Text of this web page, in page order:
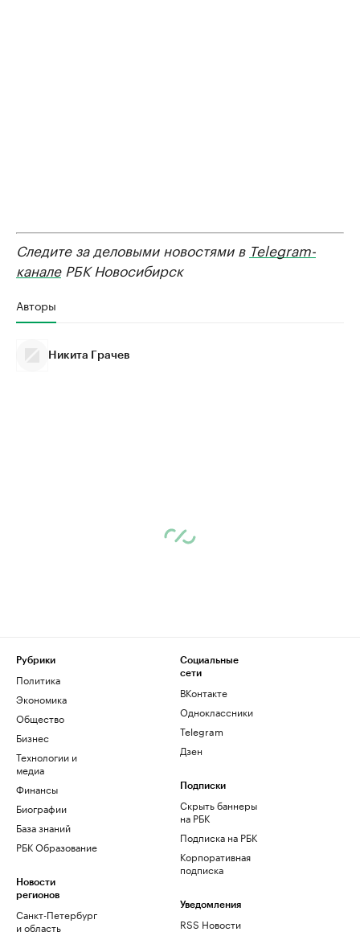
Следите за деловыми новостями в Telegram-
каналеРБК Новосибирск
Авторы
Никита Грачев
Рубрики
Политика
Экономика
Общество
Бизнес
Технологии и
медиа
Финансы
Биографии
База знаний
РБК Образование
Новости
регионов
Санкт-Петербург
и область
Социальные
сети
ВКонтакте
Одноклассники
Telegram
Дзен
Подписки
Скрыть баннеры
на РБК
Подписка на РБК
Корпоративная
подписка
Уведомления
RSS Новости